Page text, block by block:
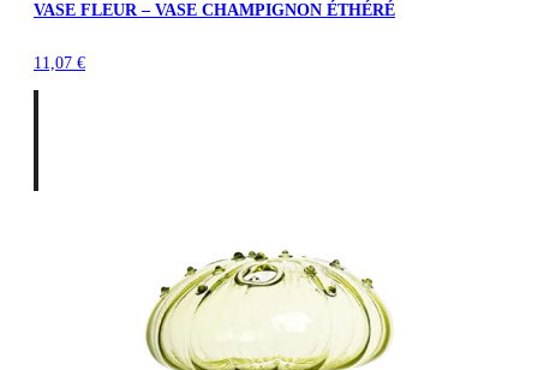
VASE FLEUR – VASE CHAMPIGNON ÉTHÉRÉ
11,07 €